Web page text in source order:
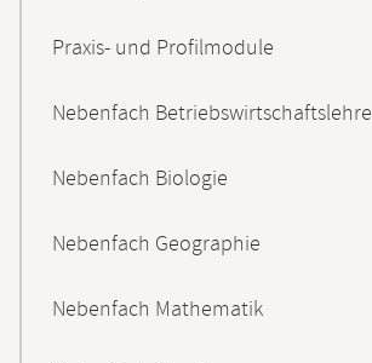
Praxis- und Profilmodule
Nebenfach Betriebswirtschaftslehre
Nebenfach Biologie
Nebenfach Geographie
Nebenfach Mathematik